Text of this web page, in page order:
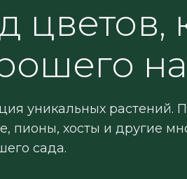
цветов,
уникальных растений.
пионы, хосты и другие
сада.